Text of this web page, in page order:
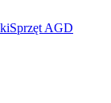
Sprzęt AGD